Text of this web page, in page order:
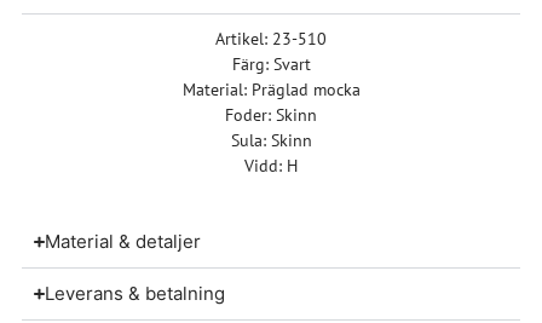
Artikel: 23-510
Färg: Svart
Material: Präglad mocka
Foder: Skinn
Sula: Skinn
Vidd: H
Material & detaljer
Leverans & betalning